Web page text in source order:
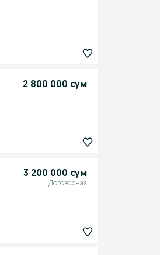
2 800 000 сум
3 200 000 сум
Договорная